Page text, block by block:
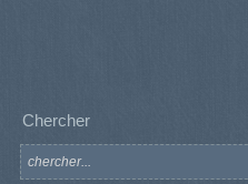
Chercher